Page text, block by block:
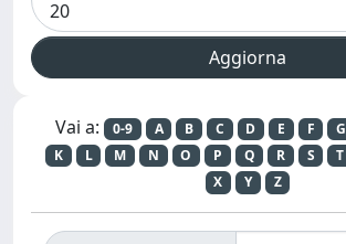
Vai a: 0-9 A B C D E F G
K
L M N O P Q R S T
X
Y Z